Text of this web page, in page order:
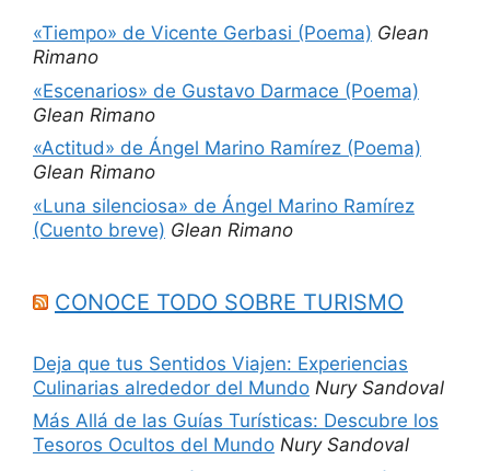
«Tiempo» de Vicente Gerbasi (Poema) Glean
Rimano
«Escenarios» de Gustavo Darmace (Poema)
Glean Rimano
«Actitud» de Ángel Marino Ramírez (Poema)
Glean Rimano
«Luna silenciosa» de Ángel Marino Ramírez
(Cuento breve) Glean Rimano
CONOCE TODO SOBRE TURISMO
Deja que tus Sentidos Viajen: Experiencias
Culinarias alrededor del Mundo Nury Sandoval
Más Allá de las Guías Turísticas: Descubre los
Tesoros Ocultos del Mundo Nury Sandoval